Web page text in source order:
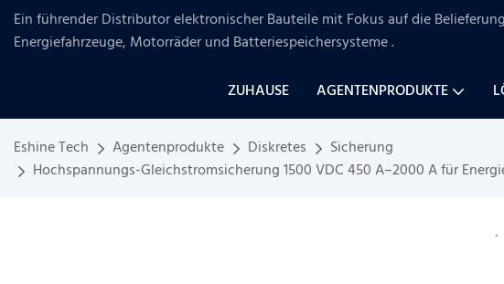
Ein führender Distributor elektronischer Bauteile mit Fokus auf die
Energiefahrzeuge, Motorräder und Batteriespeichersysteme.
ZUHAUSE AGENTENPRODUKTE
Eshine Tech Agentenprodukte Diskretes
Sicherung
Hochspannungs-Gleichstromsicherung 1500 VDC 450 A–2000 A für